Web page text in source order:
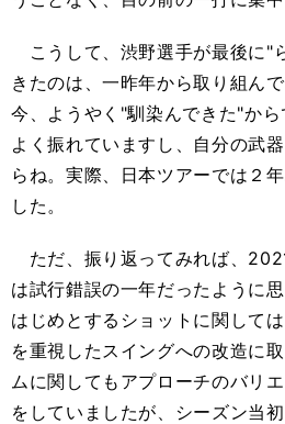
こうして、渋野選手が最後に"
きたのは、一昨年から取り組ん
今、ようやく"馴染んできた"から
よく振れていますし、自分の武
らね。実際、日本ツアーでは２
した。
ただ、振り返ってみれば、
は試行錯誤の一年だったように
はじめとするショットに関して
を重視したスイングへの改造に
ムに関してもアプローチのバリ
をしていましたが、シーズン当